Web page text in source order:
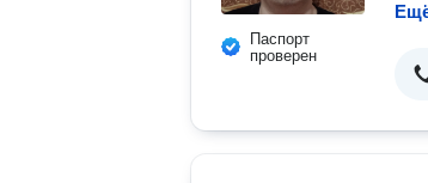
Паспорт
проверен